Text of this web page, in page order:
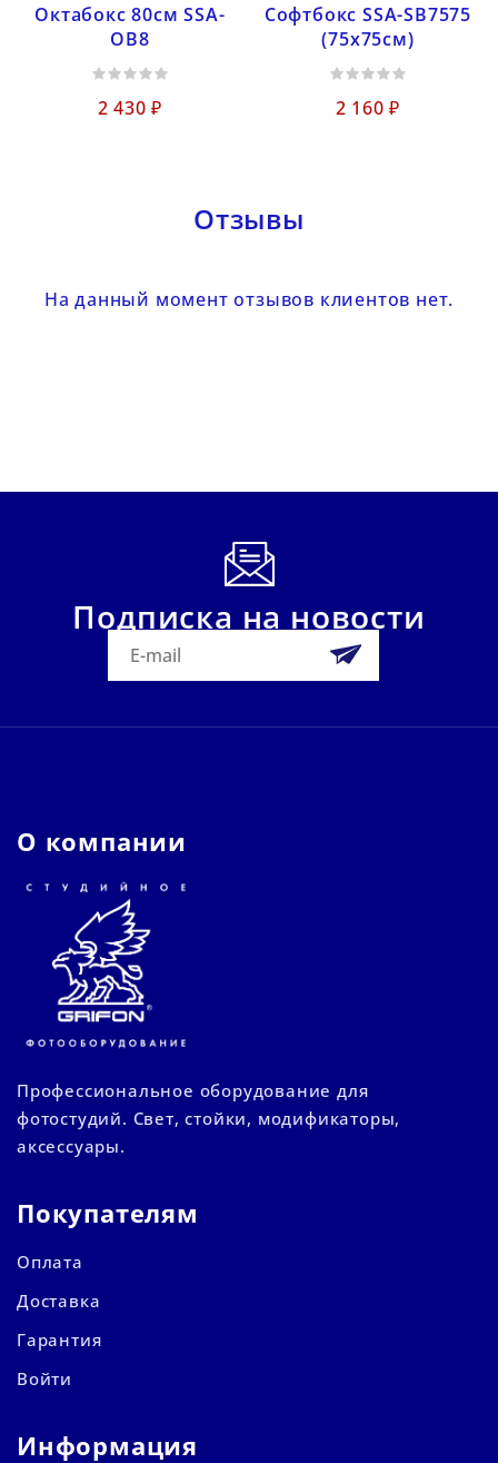
Октабокс 80см SSA-
OB8
2 430 ₽
Софтбокс SSA-SB7575
(75х75см)
2 160 ₽
Отзывы
На данный момент отзывов клиентов нет.
Подписка на новости
О компании
Профессиональное оборудование для
фотостудий. Свет, стойки, модификаторы,
аксессуары.
Покупателям
Оплата
Доставка
Гарантия
Войти
Информация